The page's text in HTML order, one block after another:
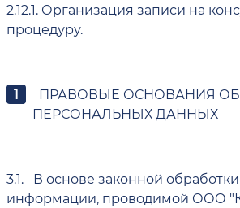
2.12.1. Организация записи на
процедуру.
ПРАВОВЫЕ ОСНОВАНИЯ
ПЕРСОНАЛЬНЫХ ДАННЫХ
3.1.
В основе законной
информации, проводимой ООО